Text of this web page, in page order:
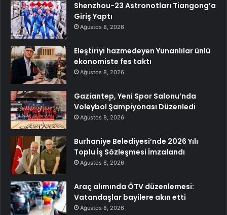
Shenzhou-23 Astronotları Tiangong’a
Giriş Yaptı
Ağustos 8, 2026
Eleştiriyi hazmedeyen Yunanlılar ünlü
ekonomiste fes taktı
Ağustos 8, 2026
Gaziantep, Yeni Spor Salonu’nda
Voleybol Şampiyonası Düzenledi
Ağustos 8, 2026
Burhaniye Belediyesi’nde 2026 Yılı
Toplu İş Sözleşmesi İmzalandı
Ağustos 8, 2026
Araç alımında ÖTV düzenlemesi:
Vatandaşlar bayilere akın etti
Ağustos 8, 2026